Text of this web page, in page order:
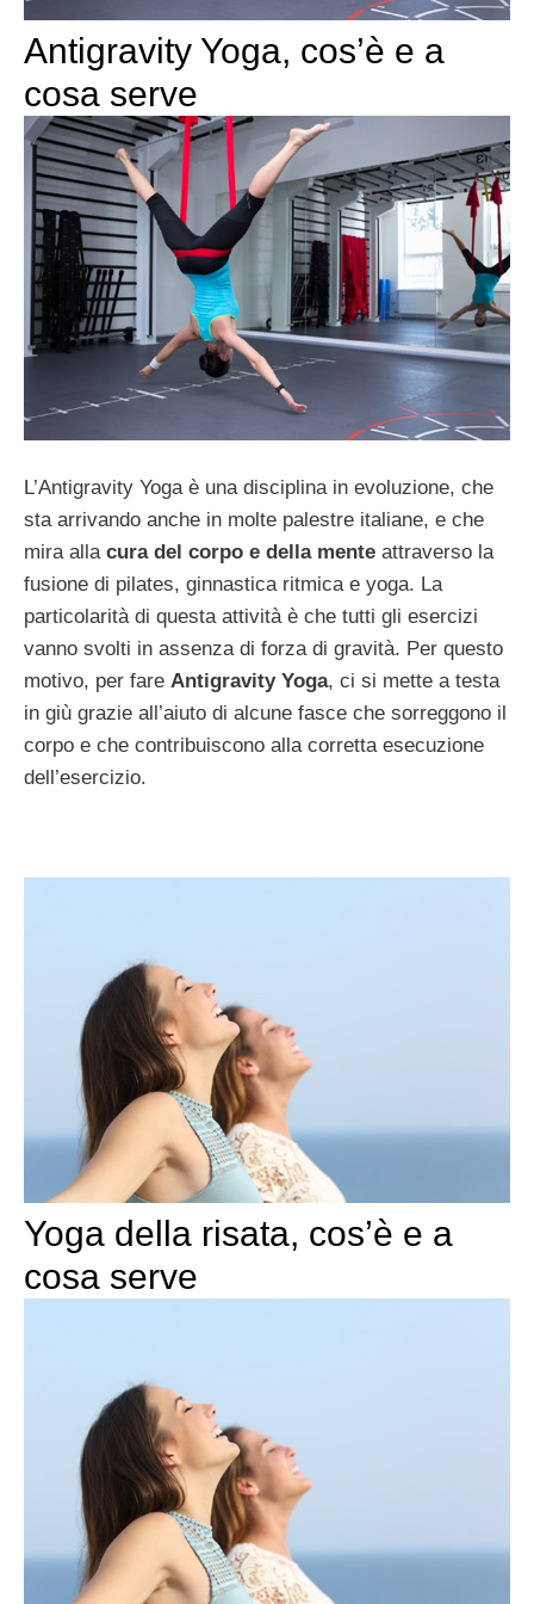
Antigravity Yoga, cos’è e a
cosa serve
L’Antigravity Yoga è una disciplina in evoluzione, che
sta arrivando anche in molte palestre italiane, e che
mira alla cura del corpo e della mente attraverso la
fusione di pilates, ginnastica ritmica e yoga. La
particolarità di questa attività è che tutti gli esercizi
vanno svolti in assenza di forza di gravità. Per questo
motivo, per fare Antigravity Yoga, ci si mette a testa
in giù grazie all’aiuto di alcune fasce che sorreggono il
corpo e che contribuiscono alla corretta esecuzione
dell’esercizio.
Yoga della risata, cos’è e a
cosa serve